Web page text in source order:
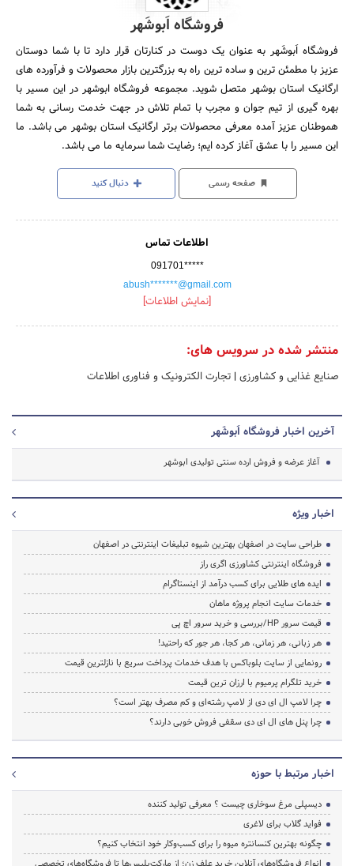
فروشگاه اَبوشَهر
فروشگاه اَبوشَهر به عنوان یک دوست در کنارتان قرار دارد تا با شما دوستان
عزیز با مطمئن ترین و ساده ترین راه به بزرگترین بازار محصولات و فرآورده های
ارگانیک استان بوشهر متصل شوید. مجموعه فروشگاه ابوشهر در این مسیر با
بهره گیری از تیم جوان و مجرب با تمام تلاش در جهت خدمت رسانی به شما
هموطنان عزیز آمده معرفی محصولات برتر ارگانیک استان بوشهر می باشد. ما
این مسیر را با عشق آغاز کرده ایم؛ رضایت شما سرمایه ما می باشد.
صفحه رسمی دنبال کنید
اطلاعات تماس
091701*****
abush*******@gmail.com
[نمایش اطلاعات]
منتشر شده در سرویس های:
صنایع غذایی و کشاورزی | تجارت الکترونیک و فناوری اطلاعات
آخرین اخبار فروشگاه اَبوشَهر
آغاز عرضه و فروش ارده سنتی تولیدی ابوشهر
اخبار ویژه
طراحی سایت در اصفهان بهترین شیوه تبلیغات اینترنتی در اصفهان
فروشگاه اینترنتی کشاورزی اگری راز
ایده های طلایی برای کسب درآمد از اینستاگرام
خدمات سایت انجام پروژه ماهان
قیمت سرور HP/بررسی و خرید سرور اچ پی
هر زبانی، هر زمانی، هر کجا، هر جور که راحتید!
رونمایی از سایت بلوباکس با هدف خدمات پرداخت سریع با نازلترین قیمت
خرید تلگرام پرمیوم با ارزان ترین قیمت
چرا لامپ ال ای دی از لامپ رشته‌ای و کم مصرف بهتر است؟
چرا پنل های ال ای دی سقفی فروش خوبی دارند؟
اخبار مرتبط با حوزه
دیسپلی مرغ سوخاری چیست ؟ معرفی تولید کننده
فواید گلاب برای لاغری
چگونه بهترین کنسانتره میوه را برای کسب‌وکار خود انتخاب کنیم؟